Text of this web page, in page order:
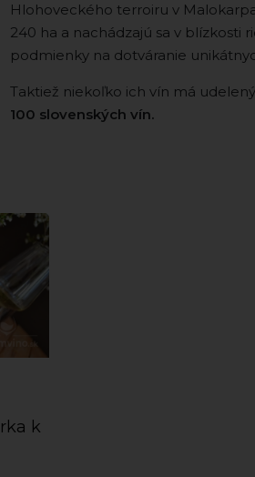
Hlohoveckého terroiru v
240 ha a nachádzajú sa v blízkosti
podmienky na dotváranie
Taktiež niekoľko ich vín má udelený
100 slovenských vín.
k